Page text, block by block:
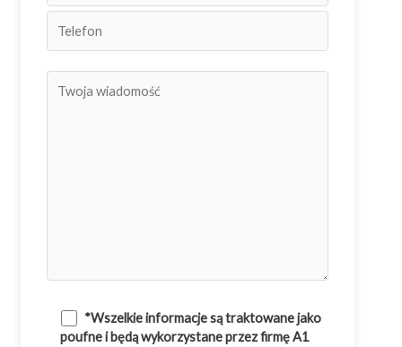
*Wszelkie informacje są traktowane jako
poufne i będą wykorzystane przez firmę A1